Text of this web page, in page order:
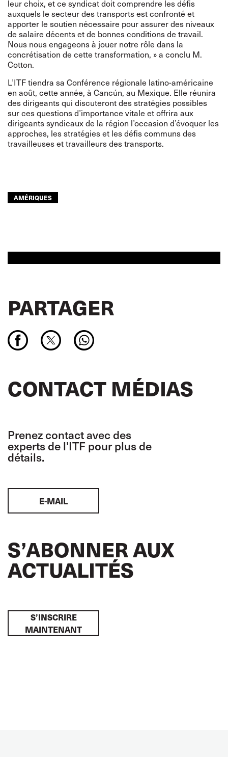
leur choix, et ce syndicat doit comprendre les défis
auxquels le secteur des transports est confronté et
apporter le soutien nécessaire pour assurer des niveaux
de salaire décents et de bonnes conditions de travail.
Nous nous engageons à jouer notre rôle dans la
concrétisation de cette transformation, » a conclu M.
Cotton.
L’ITF tiendra sa Conférence régionale latino-américaine
en août, cette année, à Cancún, au Mexique. Elle réunira
des dirigeants qui discuteront des stratégies possibles
sur ces questions d’importance vitale et offrira aux
dirigeants syndicaux de la région l’occasion d’évoquer les
approches, les stratégies et les défis communs des
travailleuses et travailleurs des transports.
AMÉRIQUES
PARTAGER
CONTACT MÉDIAS
Prenez contact avec des
experts de l'ITF pour plus de
détails.
E-MAIL
S’ABONNER AUX
ACTUALITÉS
S’INSCRIRE
MAINTENANT